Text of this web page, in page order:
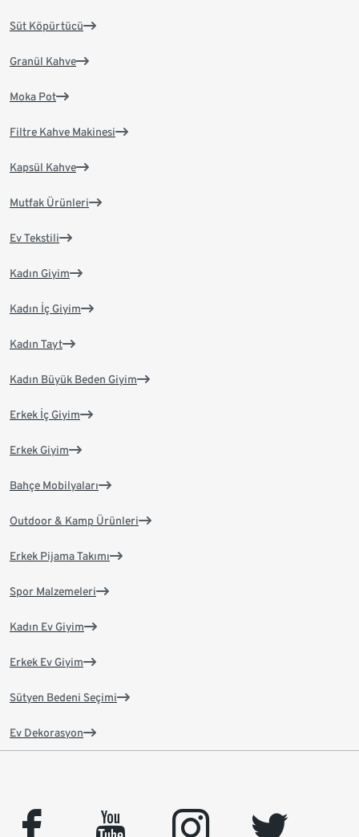
Süt Köpürtücü
Granül Kahve
Moka Pot
Filtre Kahve Makinesi
Kapsül Kahve
Mutfak Ürünleri
Ev Tekstili
Kadın Giyim
Kadın İç Giyim
Kadın Tayt
Kadın Büyük Beden Giyim
Erkek İç Giyim
Erkek Giyim
Bahçe Mobilyaları
Outdoor & Kamp Ürünleri
Erkek Pijama Takımı
Spor Malzemeleri
Kadın Ev Giyim
Erkek Ev Giyim
Sütyen Bedeni Seçimi
Ev Dekorasyon